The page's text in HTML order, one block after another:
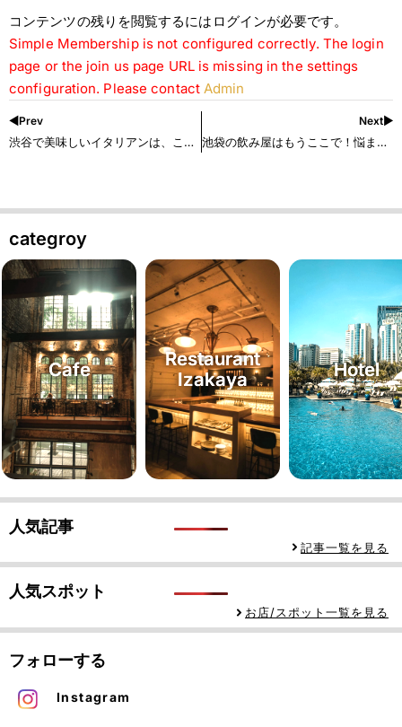
コンテンツの残りを閲覧するにはログインが必要です。
Simple Membership is not configured correctly. The login
page or the join us page URL is missing in the settings
configuration. Please contact Admin
◀︎Prev
渋谷で美味しいイタリアンは、ここ！
Next▶︎
池袋の飲み屋はもうここで！悩まなくていい。
categroy
Cafe
Restaurant
Izakaya
Hotel
人気記事
記事一覧を見る
人気スポット
お店/スポット一覧を見る
フォローする
Instagram